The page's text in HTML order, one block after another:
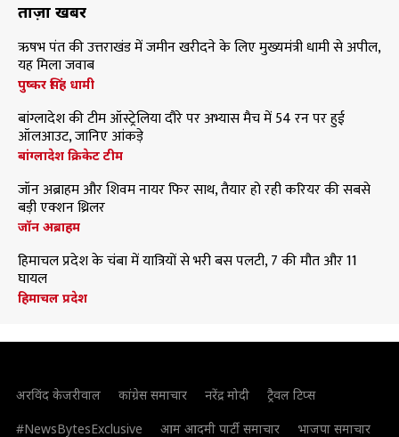
ताज़ा खबरें
ऋषभ पंत की उत्तराखंड में जमीन खरीदने के लिए मुख्यमंत्री धामी से अपील,
यह मिला जवाब
पुष्कर सिंह धामी
बांग्लादेश की टीम ऑस्ट्रेलिया दौरे पर अभ्यास मैच में 54 रन पर हुई
ऑलआउट, जानिए आंकड़े
बांग्लादेश क्रिकेट टीम
जॉन अब्राहम और शिवम नायर फिर साथ, तैयार हो रही करियर की सबसे
बड़ी एक्शन थ्रिलर
जॉन अब्राहम
हिमाचल प्रदेश के चंबा में यात्रियों से भरी बस पलटी, 7 की मौत और 11
घायल
हिमाचल प्रदेश
अरविंद केजरीवाल कांग्रेस समाचार नरेंद्र मोदी
ट्रैवल टिप्स
#NewsBytesExclusive
आम आदमी पार्टी समाचार भाजपा समाचार